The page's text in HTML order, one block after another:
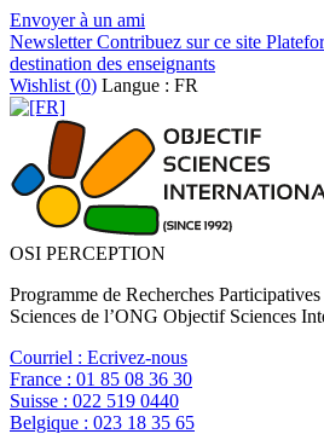
Envoyer à un ami
NewsletterContribuez sur ce site
destination des enseignants
Wishlist (0) Langue : FR
OSI PERCEPTION
Programme de Recherches
Sciences de l’ONG Objectif Sciences
Courriel : Ecrivez-nous
France : 01 85 08 36 30
Suisse : 022 519 0440
Belgique : 023 18 35 65